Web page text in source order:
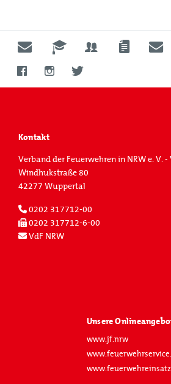
Kontakt
Verband der Feuerwehren in NRW e. V. -
Windhukstraße 80
42277 Wuppertal
0202 317712-00
0202 317712-6-00
VdF NRW
Unsere
www.jf.nrw